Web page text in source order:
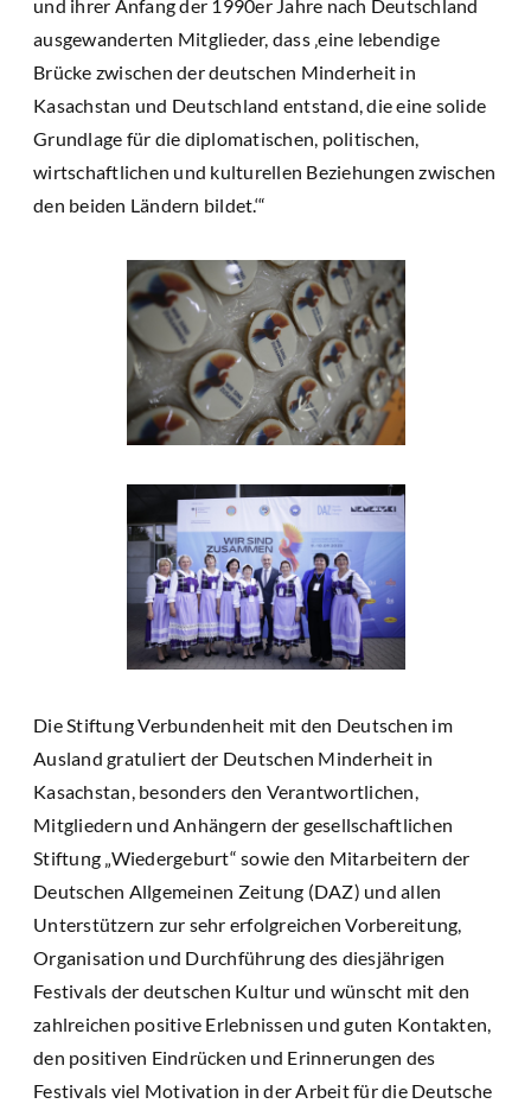
und ihrer Anfang der 1990er Jahre nach Deutschland
ausgewanderten Mitglieder, dass ‚eine lebendige
Brücke zwischen der deutschen Minderheit in
Kasachstan und Deutschland entstand, die eine solide
Grundlage für die diplomatischen, politischen,
wirtschaftlichen und kulturellen Beziehungen zwischen
den beiden Ländern bildet.‘“
Die Stiftung Verbundenheit mit den Deutschen im
Ausland gratuliert der Deutschen Minderheit in
Kasachstan, besonders den Verantwortlichen,
Mitgliedern und Anhängern der gesellschaftlichen
Stiftung „Wiedergeburt“ sowie den Mitarbeitern der
Deutschen Allgemeinen Zeitung (DAZ) und allen
Unterstützern zur sehr erfolgreichen Vorbereitung,
Organisation und Durchführung des diesjährigen
Festivals der deutschen Kultur und wünscht mit den
zahlreichen positive Erlebnissen und guten Kontakten,
den positiven Eindrücken und Erinnerungen des
Festivals viel Motivation in der Arbeit für die Deutsche